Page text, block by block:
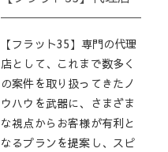
【フラット35】専門の代理
店として、これまで数多く
の案件を取り扱ってきたノ
ウハウを武器に、さまざま
な視点からお客様が有利と
なるプランを提案し、スピ